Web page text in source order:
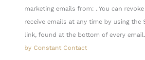
Contact
Use.
Please
leave
marketing emails from: . You can
receive emails at any time by using the
link, found at the bottom of every email.
by Constant Contact